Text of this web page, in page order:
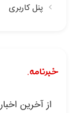
پنل کاربری
خبرنامه.
از آخرین